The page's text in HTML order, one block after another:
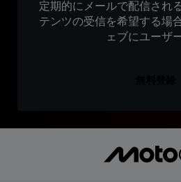
定期的にメールで配信され
テンツの受信を希望する場
ェブにユーザ